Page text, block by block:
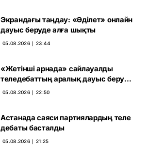
Экрандағы таңдау: «Әділет» онлайн
дауыс беруде алға шықты
05.08.2026 ∣ 23:44
«Жетінші арнада» сайлауалды
теледебаттың аралық дауыс беру
нәтижесі жарияланды
05.08.2026 ∣ 22:50
Астанада саяси партиялардың теле
дебаты басталды
05.08.2026 ∣ 21:25